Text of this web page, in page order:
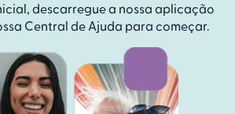
descarregue a nossa aplicação
Central de Ajuda para começar.